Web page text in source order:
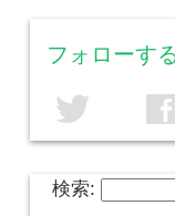
フォローす
twitter facebook
検索: